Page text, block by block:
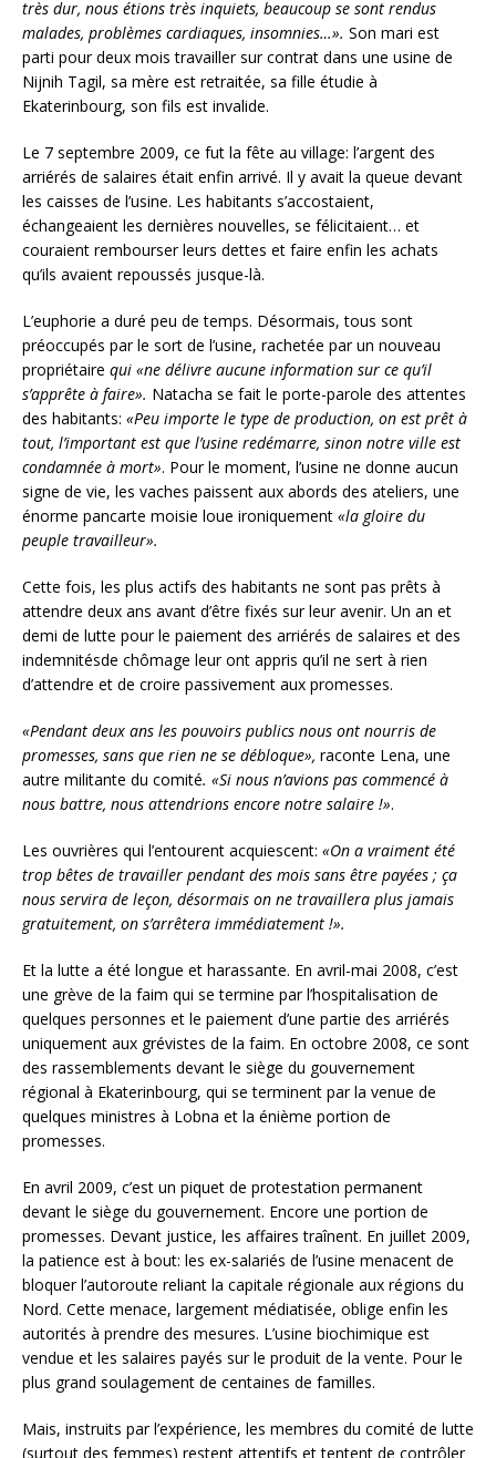
très dur, nous étions très inquiets, beaucoup se sont rendus
malades, problèmes cardiaques, insomnies…». Son mari est
parti pour deux mois travailler sur contrat dans une usine de
Nijnih Tagil, sa mère est retraitée, sa fille étudie à
Ekaterinbourg, son fils est invalide.
Le 7 septembre 2009, ce fut la fête au village: l’argent des
arriérés de salaires était enfin arrivé. Il y avait la queue devant
les caisses de l’usine. Les habitants s’accostaient,
échangeaient les dernières nouvelles, se félicitaient… et
couraient rembourser leurs dettes et faire enfin les achats
qu’ils avaient repoussés jusque-là.
L’euphorie a duré peu de temps. Désormais, tous sont
préoccupés par le sort de l’usine, rachetée par un nouveau
propriétaire qui «ne délivre aucune information sur ce qu’il
s’apprête à faire». Natacha se fait le porte-parole des attentes
des habitants: «Peu importe le type de production, on est prêt à
tout, l’important est que l’usine redémarre, sinon notre ville est
condamnée à mort». Pour le moment, l’usine ne donne aucun
signe de vie, les vaches paissent aux abords des ateliers, une
énorme pancarte moisie loue ironiquement «la gloire du
peuple travailleur».
Cette fois, les plus actifs des habitants ne sont pas prêts à
attendre deux ans avant d’être fixés sur leur avenir. Un an et
demi de lutte pour le paiement des arriérés de salaires et des
indemnitésde chômage leur ont appris qu’il ne sert à rien
d’attendre et de croire passivement aux promesses.
«Pendant deux ans les pouvoirs publics nous ont nourris de
promesses, sans que rien ne se débloque», raconte Lena, une
autre militante du comité. «Si nous n’avions pas commencé à
nous battre, nous attendrions encore notre salaire !».
Les ouvrières qui l’entourent acquiescent: «On a vraiment été
trop bêtes de travailler pendant des mois sans être payées ; ça
nous servira de leçon, désormais on ne travaillera plus jamais
gratuitement, on s’arrêtera immédiatement !».
Et la lutte a été longue et harassante. En avril-mai 2008, c’est
une grève de la faim qui se termine par l’hospitalisation de
quelques personnes et le paiement d’une partie des arriérés
uniquement aux grévistes de la faim. En octobre 2008, ce sont
des rassemblements devant le siège du gouvernement
régional à Ekaterinbourg, qui se terminent par la venue de
quelques ministres à Lobna et la énième portion de
promesses.
En avril 2009, c’est un piquet de protestation permanent
devant le siège du gouvernement. Encore une portion de
promesses. Devant justice, les affaires traînent. En juillet 2009,
la patience est à bout: les ex-salariés de l’usine menacent de
bloquer l’autoroute reliant la capitale régionale aux régions du
Nord. Cette menace, largement médiatisée, oblige enfin les
autorités à prendre des mesures. L’usine biochimique est
vendue et les salaires payés sur le produit de la vente. Pour le
plus grand soulagement de centaines de familles.
Mais, instruits par l’expérience, les membres du comité de lutte
(surtout des femmes) restent attentifs et tentent de contrôler